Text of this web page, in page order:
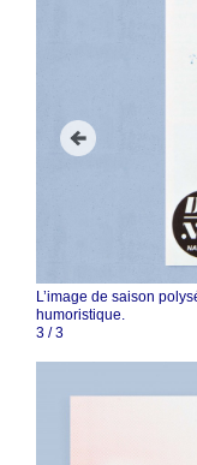
L’image de saison
humoristique.
3 /3